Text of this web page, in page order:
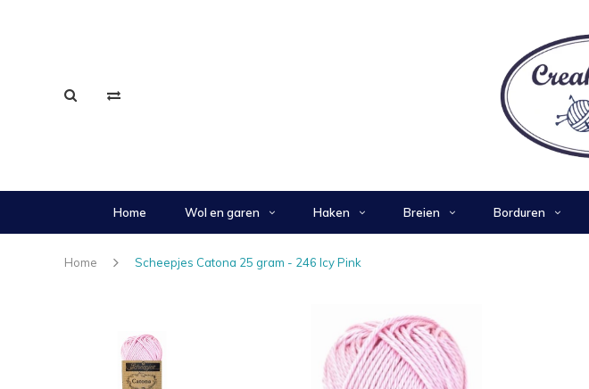
Home Wol en garen Haken Breien Borduren
Home Scheepjes Catona 25 gram - 246 Icy Pink